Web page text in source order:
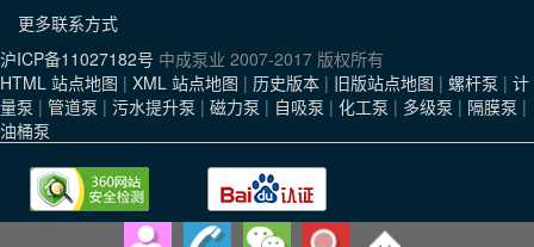
更多联系方式
沪ICP备11027182号 中成泵业 2007-2017 版权所有
HTML 站点地图 | XML 站点地图 | 历史版本 | 旧版站点地图 | 螺杆泵 | 计
量泵 | 管道泵 | 污水提升泵 | 磁力泵 | 自吸泵 | 化工泵 | 多级泵 | 隔膜泵 |
油桶泵